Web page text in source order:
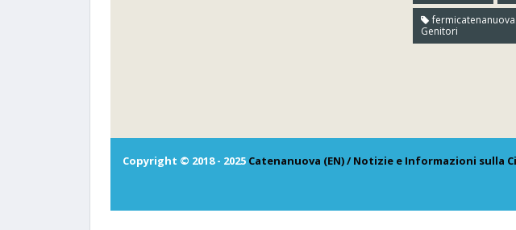
Genitori
Copyright © 2018 - 2025 Catenanuova (EN) / Notizie e Informazioni sulla